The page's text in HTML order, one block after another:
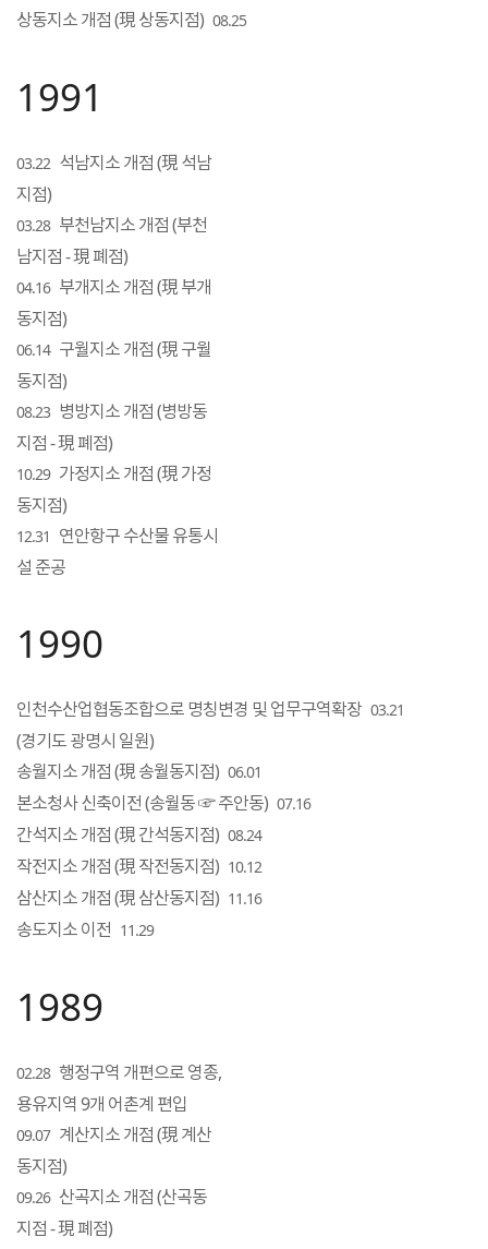
상동지소 개점 (現 상동지점) 08.25
1991
03.22 석남지소 개점 (現 석남
지점)
03.28 부천남지소 개점 (부천
남지점 - 現 폐점)
04.16 부개지소 개점 (現 부개
동지점)
06.14 구월지소 개점 (現 구월
동지점)
08.23 병방지소 개점 (병방동
지점 - 現 폐점)
10.29 가정지소 개점 (現 가정
동지점)
12.31 연안항구 수산물 유통시
설 준공
1990
인천수산업협동조합으로 명칭변경 및 업무구역확장 03.21
(경기도 광명시 일원)
송월지소 개점 (現 송월동지점) 06.01
본소청사 신축이전 (송월동 ☞ 주안동) 07.16
간석지소 개점 (現 간석동지점) 08.24
작전지소 개점 (現 작전동지점) 10.12
삼산지소 개점 (現 삼산동지점) 11.16
송도지소 이전 11.29
1989
02.28 행정구역 개편으로 영종,
용유지역 9개 어촌계 편입
09.07 계산지소 개점 (現 계산
동지점)
09.26 산곡지소 개점 (산곡동
지점 - 現 폐점)